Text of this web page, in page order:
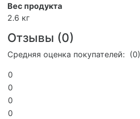
Вес продукта
2.6 кг
Отзывы (0)
Средняя оценка покупателей: (0)
0
0
0
0